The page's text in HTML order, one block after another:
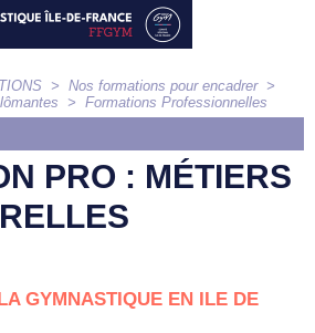
> Nos formations pour encadrer >
> Formations Professionnelles
PRO : MÉTIERS
GYMNASTIQUE EN ILE DE